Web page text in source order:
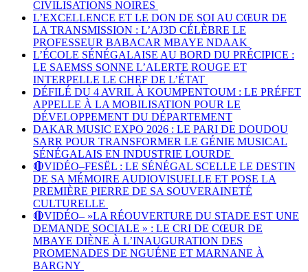
CIVILISATIONS NOIRES
L’EXCELLENCE ET LE DON DE SOI AU CŒUR DE
LA TRANSMISSION : L’AJ3D CÉLÈBRE LE
PROFESSEUR BABACAR MBAYE NDAAK
L’ÉCOLE SÉNÉGALAISE AU BORD DU PRÉCIPICE :
LE SAEMSS SONNE L’ALERTE ROUGE ET
INTERPELLE LE CHEF DE L’ÉTAT
DÉFILÉ DU 4 AVRIL À KOUMPENTOUM : LE PRÉFET
APPELLE À LA MOBILISATION POUR LE
DÉVELOPPEMENT DU DÉPARTEMENT
DAKAR MUSIC EXPO 2026 : LE PARI DE DOUDOU
SARR POUR TRANSFORMER LE GÉNIE MUSICAL
SÉNÉGALAIS EN INDUSTRIE LOURDE
🔴VIDÉO–FESËL : LE SÉNÉGAL SCELLE LE DESTIN
DE SA MÉMOIRE AUDIOVISUELLE ET POSE LA
PREMIÈRE PIERRE DE SA SOUVERAINETÉ
CULTURELLE
🔴VIDÉO– »LA RÉOUVERTURE DU STADE EST UNE
DEMANDE SOCIALE » : LE CRI DE CŒUR DE
MBAYE DIÈNE À L’INAUGURATION DES
PROMENADES DE NGUÉNE ET MARNANE À
BARGNY